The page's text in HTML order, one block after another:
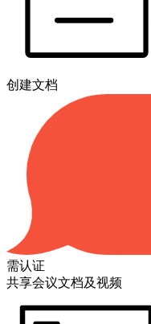
创建文档
需认证
共享会议文档及视频